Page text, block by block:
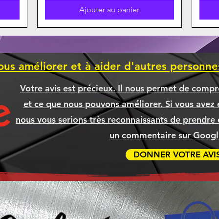
Ajouter au panier
CANON 075H NOIR Compatible
[COMMANDE]
Prix
69,99 $
BROTHER TN635XL TN-635XL
CYAN Compatible [COMMANDE]
Prix
79,99 $
Ordinateur TYRANIS
Prix
2 299,99 $
Boitier Thermaltake S200TG ARGB
Prix
154,99 $
améliorer et à aider d'autres
Votre avis est précieux. Il nous permet de
et ce que nous pouvons améliorer. Si vous
nous vous serions très reconnaissants de
un commentaire sur
DONNER VOTRE